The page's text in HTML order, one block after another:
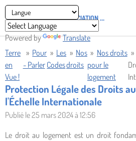
Powered by Translate
Passer
au
contenu
ASSOCIATION PIRATES'
Terre
en
Vue !
» Pour
- Parler
» Les
Codes
» Nos
droits
» Nos droits
pour le
logement
»
Protection Légale des Droits
l'Échelle Internationale
Publié le 25 mars 2024 à 12:56
Le droit au logement est un droit